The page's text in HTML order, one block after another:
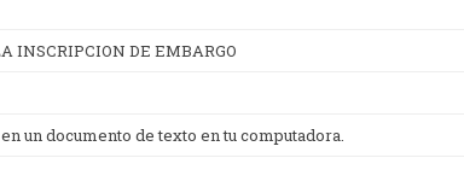
INSCRIPCION DE EMBARGO
un documento de texto en tu computadora.